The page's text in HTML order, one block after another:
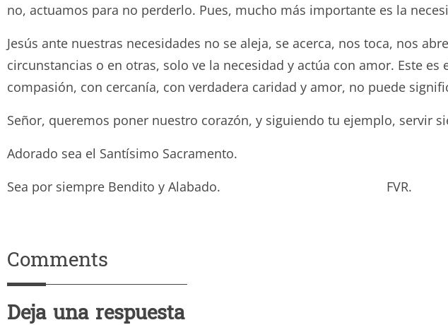
no, actuamos para no perderlo. Pues, mucho más importante es la
Jesús ante nuestras necesidades no se aleja, se acerca, nos toca, nos
circunstancias o en otras, solo ve la necesidad y actúa con amor. Este
compasión, con cercanía, con verdadera caridad y amor, no puede
Señor, queremos poner nuestro corazón, y siguiendo tu ejemplo, servir
Adorado sea el Santísimo Sacramento.
Sea por siempre Bendito y Alabado. FVR.
Comments
Deja una respuesta